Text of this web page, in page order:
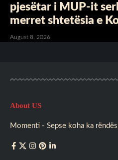
pjesëtar i MUP-it
merret shtetësia e
August 8, 2026
About US
Momenti - Sepse koha ka